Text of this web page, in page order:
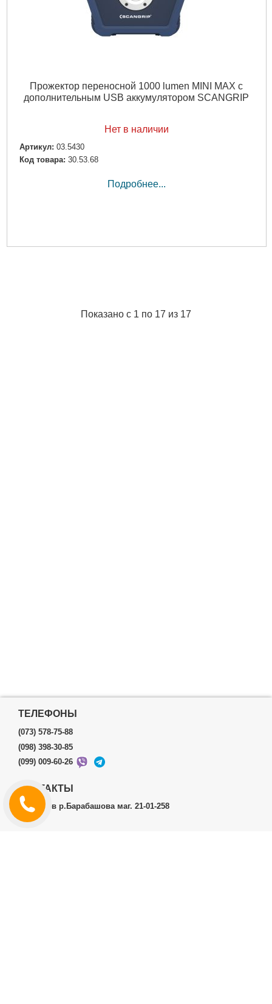
Прожектор переносной 1000 lumen MINI MAX c
дополнительным USB аккумулятором SCANGRIP
Нет в наличии
Артикул: 03.5430
Код товара: 30.53.68
Подробнее...
Показано с 1 по 17 из 17
ТЕЛЕФОНЫ
(073) 578-75-88
(098) 398-30-85
(099) 009-60-26
КОНТАКТЫ
г.Харьков р.Барабашова маг. 21-01-258